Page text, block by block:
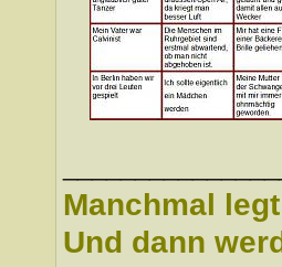
Manchmal
Und dann